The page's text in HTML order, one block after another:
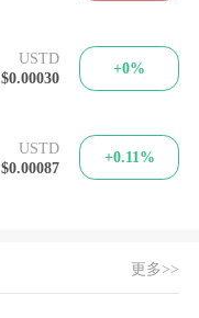
USTD
$0.00030
+0%
USTD
$0.00087
+0.11%
更多>>